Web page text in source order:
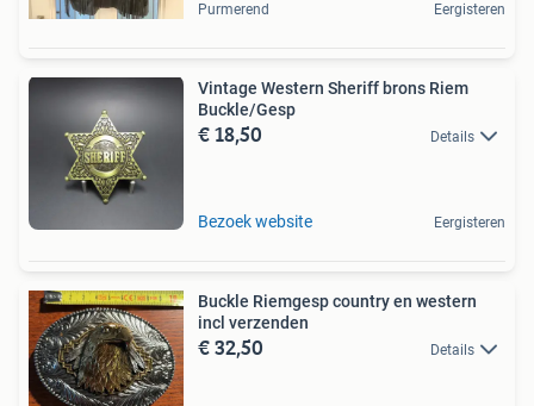
Purmerend Eergisteren
Vintage Western Sheriff brons Riem
Buckle/Gesp
€ 18,50 Details
Bezoek website Eergisteren
Buckle Riemgesp country en western
incl verzenden
€ 32,50 Details